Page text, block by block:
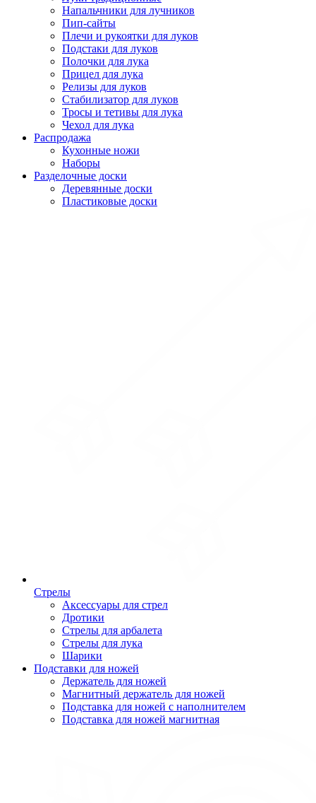
Напальчники для лучников
Пип-сайты
Плечи и рукоятки для луков
Подстаки для луков
Полочки для лука
Прицел для лука
Релизы для луков
Стабилизатор для луков
Тросы и тетивы для лука
Чехол для лука
Распродажа
Кухонные ножи
Наборы
Разделочные доски
Деревянные доски
Пластиковые доски
Стрелы
Аксессуары для стрел
Дротики
Стрелы для арбалета
Стрелы для лука
Шарики
Подставки для ножей
Держатель для ножей
Магнитный держатель для ножей
Подставка для ножей с наполнителем
Подставка для ножей магнитная